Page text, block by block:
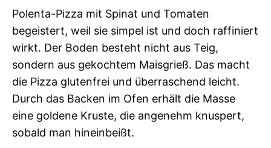
Polenta-Pizza mit Spinat und Tomaten
begeistert, weil sie simpel ist und doch raffiniert
wirkt. Der Boden besteht nicht aus Teig,
sondern aus gekochtem Maisgrieß. Das macht
die Pizza glutenfrei und überraschend leicht.
Durch das Backen im Ofen erhält die Masse
eine goldene Kruste, die angenehm knuspert,
sobald man hineinbeißt.